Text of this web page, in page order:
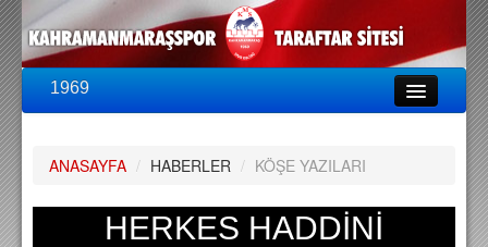
1969
PUAN DURUMU
FİKSTÜR
ANASAYFA / HABERLER / KÖŞE YAZILARI
HERKES HADDİNİ